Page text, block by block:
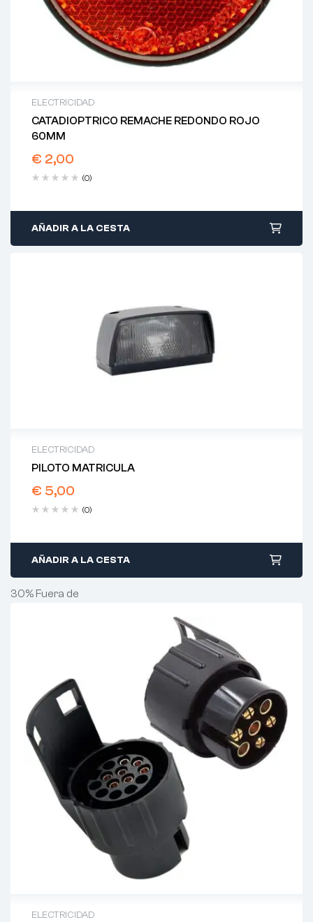
ELECTRICIDAD
CATADIOPTRICO REMACHE REDONDO ROJO
60MM
€ 2,00
(0)
AÑADIR A LA CESTA
ELECTRICIDAD
PILOTO MATRICULA
€ 5,00
(0)
AÑADIR A LA CESTA
30% Fuera de
ELECTRICIDAD